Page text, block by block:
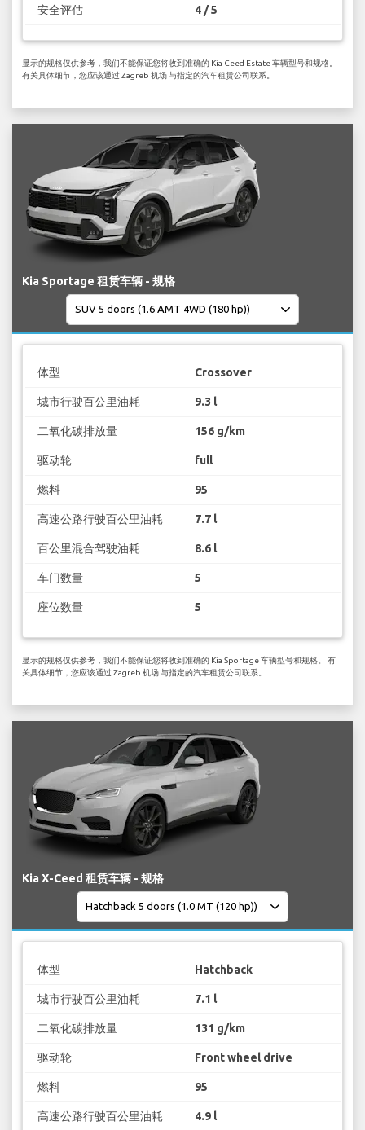
安全评估 4 / 5
显示的规格仅供参考，我们不能保证您将收到准确的 Kia Ceed Estate 车辆型号和规格。
有关具体细节，您应该通过 Zagreb 机场 与指定的汽车租赁公司联系。
Kia Sportage 租赁车辆 - 规格
体型 Crossover
城市行驶百公里油耗 9.3 l
二氧化碳排放量 156 g/km
驱动轮 full
燃料 95
高速公路行驶百公里油耗 7.7 l
百公里混合驾驶油耗 8.6 l
车门数量 5
座位数量 5
显示的规格仅供参考，我们不能保证您将收到准确的 Kia Sportage 车辆型号和规格。 有
关具体细节，您应该通过 Zagreb 机场 与指定的汽车租赁公司联系。
Kia X-Ceed 租赁车辆 - 规格
体型 Hatchback
城市行驶百公里油耗 7.1 l
二氧化碳排放量 131 g/km
驱动轮 Front wheel drive
燃料 95
高速公路行驶百公里油耗 4.9 l